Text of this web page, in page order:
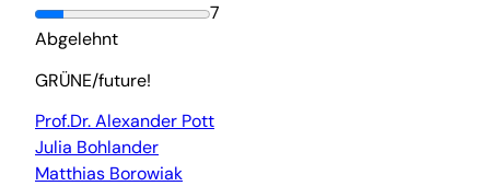
7
Abgelehnt
GRÜNE/future!
Prof.Dr. Alexander Pott
Julia Bohlander
Matthias Borowiak